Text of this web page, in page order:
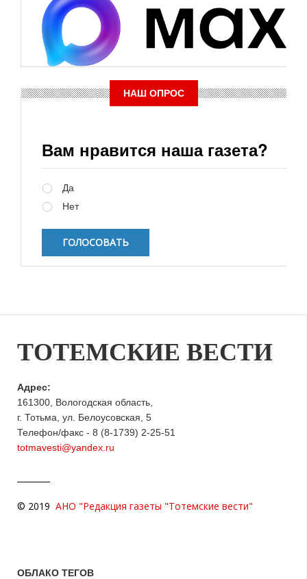
НАШ ОПРОС
Вам нравится наша газета?
Да
Нет
ТОТЕМСКИЕ ВЕСТИ
Адрес:
161300, Вологодская область,
г. Тотьма, ул. Белоусовская, 5
Телефон/факс - 8 (8-1739) 2-25-51
totmavesti@yandex.ru
© 2019 АНО "Редакция газеты "Тотемские вести"
ОБЛАКО ТЕГОВ